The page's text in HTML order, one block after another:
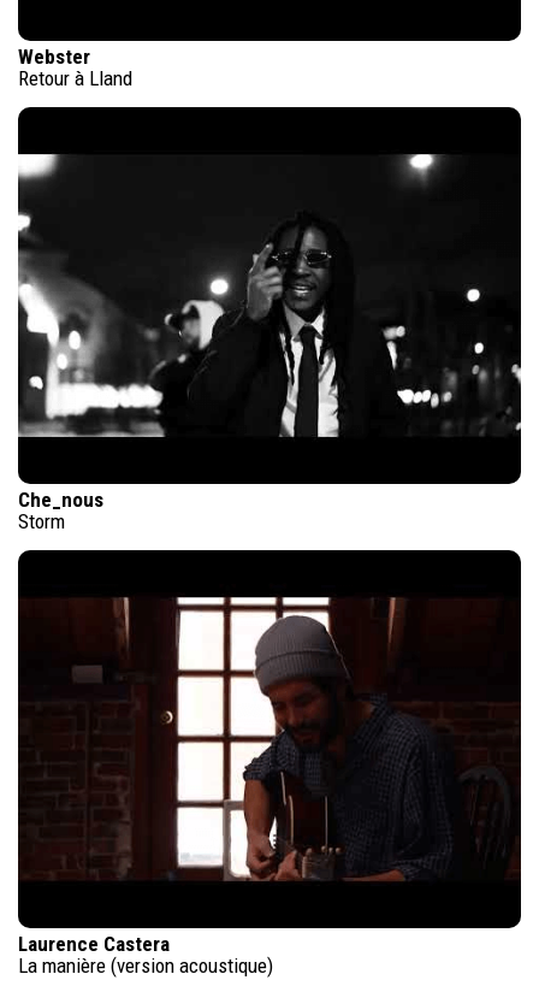
Webster
Retour à Lland
Che_nous
Storm
Laurence Castera
La manière (version acoustique)